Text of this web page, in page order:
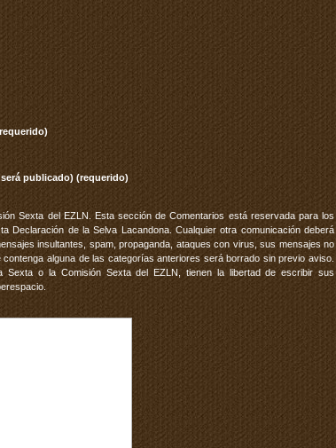
publicado) (requerido)
Sexta del EZLN. Esta sección de Comentarios está reservada para los
Declaración de la Selva Lacandona. Cualquier otra comunicación deberá
insultantes, spam, propaganda, ataques con virus, sus mensajes no
alguna de las categorías anteriores será borrado sin previo aviso.
Sexta o la Comisión Sexta del EZLN, tienen la libertad de escribir sus